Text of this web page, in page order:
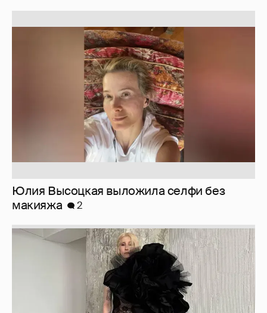
Юлия Высоцкая выложила селфи без
Журналистка Сулим примерила новый